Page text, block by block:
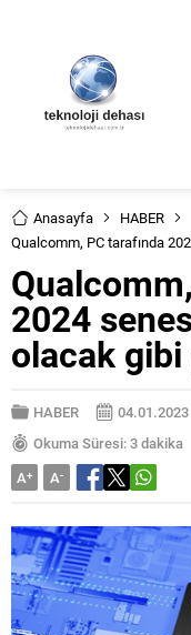
Anasayfa
HABER
Qualcomm, PC tarafında
2024
olacak
HABER 04.01.2023
Okuma Süresi: 3 dakika
A+ A-